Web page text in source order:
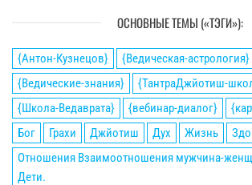
ОСНОВНЫЕ ТЕМЫ («ТЭГИ»):
{Антон-Кузнецов}
{Ведическая-астрология}
{Ведические-знания}
{ТантраДжйотиш-
{Школа-Ведаврата}
{вебинар-диалог}
Бог
Грахи Джйотиш Дух Жизнь
Отношения Взаимоотношения мужчина-
Дети.